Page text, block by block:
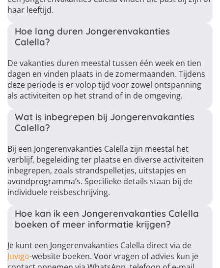
haar leeftijd.
Hoe lang duren Jongerenvakanties
Calella?
De vakanties duren meestal tussen één week en tien
dagen en vinden plaats in de zomermaanden. Tijdens
deze periode is er volop tijd voor zowel ontspanning
als activiteiten op het strand of in de omgeving.
Wat is inbegrepen bij Jongerenvakanties
Calella?
Bij een Jongerenvakanties Calella zijn meestal het
verblijf, begeleiding ter plaatse en diverse activiteiten
inbegrepen, zoals strandspelletjes, uitstapjes en
avondprogramma’s. Specifieke details staan bij de
individuele reisbeschrijving.
Hoe kan ik een Jongerenvakanties Calella
boeken of meer informatie krijgen?
Je kunt een Jongerenvakanties Calella direct via de
Juvigo-website boeken. Voor vragen of advies kun je